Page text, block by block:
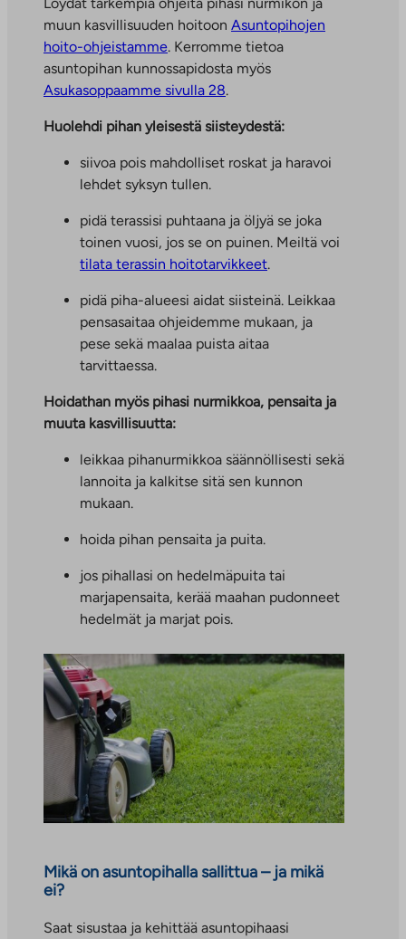
muun kasvillisuuden hoitoon Asuntopihojen
hoito-ohjeistamme. Kerromme tietoa
asuntopihan kunnossapidosta myös
Asukasoppaamme sivulla 28.
Huolehdi pihan yleisestä siisteydestä:
siivoa pois mahdolliset roskat ja haravoi
lehdet syksyn tullen.
pidä terassisi puhtaana ja öljyä se joka
toinen vuosi, jos se on puinen. Meiltä voi
tilata terassin hoitotarvikkeet.
pidä piha-alueesi aidat siisteinä. Leikkaa
pensasaitaa ohjeidemme mukaan, ja
pese sekä maalaa puista aitaa
tarvittaessa.
Hoidathan myös pihasi nurmikkoa, pensaita ja
muuta kasvillisuutta:
leikkaa pihanurmikkoa säännöllisesti sekä
lannoita ja kalkitse sitä sen kunnon
mukaan.
hoida pihan pensaita ja puita.
jos pihallasi on hedelmäpuita tai
marjapensaita, kerää maahan pudonneet
hedelmät ja marjat pois.
Mikä on asuntopihalla sallittua – ja mikä
ei?
Saat sisustaa ja kehittää asuntopihaasi